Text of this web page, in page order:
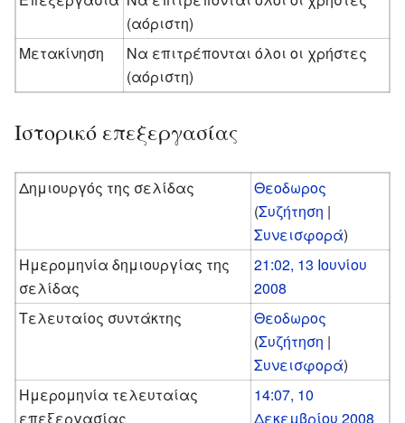
(αόριστη)
Μετακίνηση
Να επιτρέπονται όλοι οι χρήστες
(αόριστη)
Ιστορικό επεξεργασίας
Δημιουργός της σελίδας
Θεοδωρος
(Συζήτηση |
Συνεισφορά)
Ημερομηνία δημιουργίας της
σελίδας
21:02, 13 Ιουνίου
2008
Τελευταίος συντάκτης
Θεοδωρος
(Συζήτηση |
Συνεισφορά)
Ημερομηνία τελευταίας
επεξεργασίας
14:07, 10
Δεκεμβρίου 2008